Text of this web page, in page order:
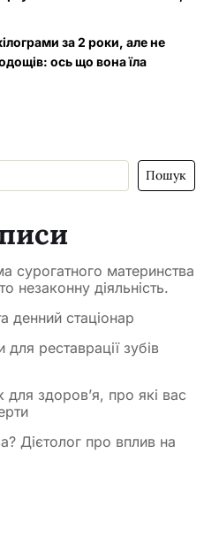
за 2 роки, але не
ось що вона їла
Пошук
сурогатного материнства
незаконну діяльність.
денний стаціонар
реставрації зубів
для здоров’я, про які вас
Дієтолог про вплив на